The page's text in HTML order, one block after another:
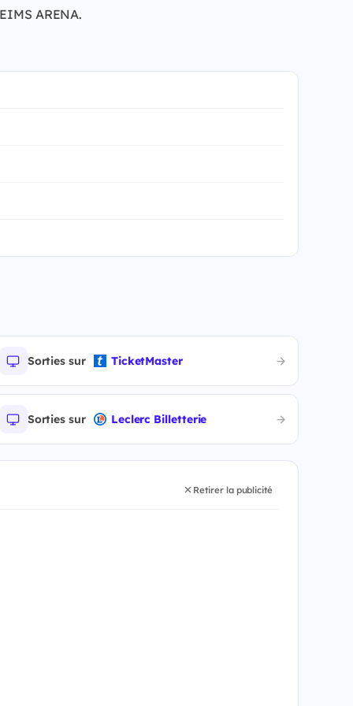
ARENA.
Sorties sur TicketMaster
Sorties sur Leclerc Billetterie
Retirer la publicité